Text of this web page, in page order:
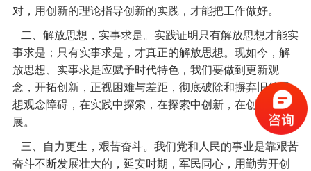
对，用创新的理论指导创新的实践，才能把工作做好。
二、解放思想，实事求是。实践证明只有解放思想才能实
事求是；只有实事求是，才真正的解放思想。现如今，解
放思想、实事求是应赋予时代特色，我们要做到更新观
念，开拓创新，正视困难与差距，彻底破除和摒弃旧的思
想观念障碍，在实践中探索，在探索中创新，在创新中发
展。
三、自力更生，艰苦奋斗。我们党和人民的事业是靠艰苦
奋斗不断发展壮大的，延安时期，军民同心，用勤劳开创